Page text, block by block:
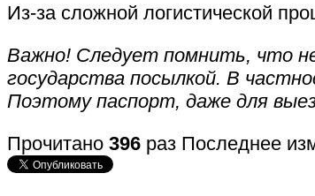
Из-за сложной логистической
Важно! Следует помнить, что
государства посылкой. В
Поэтому паспорт, даже для
Прочитано 396 раз Последнее